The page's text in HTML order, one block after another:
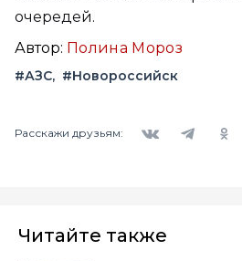
очередей.
Автор: Полина Мороз
#АЗС #Новороссийск
Расскажи друзьям:
Читайте также